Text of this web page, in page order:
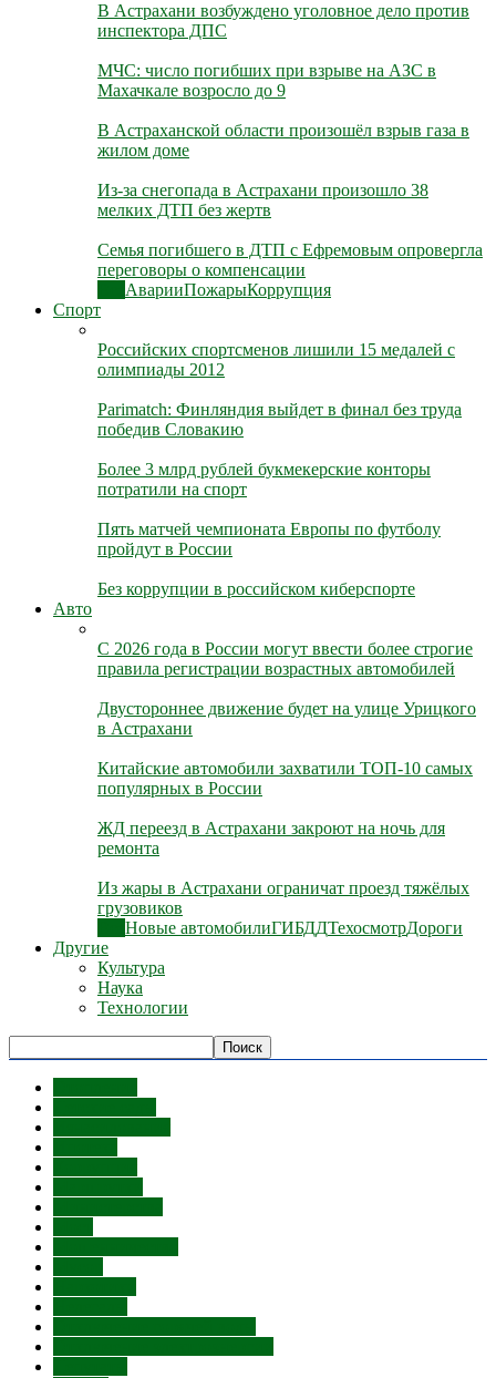
В Астрахани возбуждено уголовное дело против
инспектора ДПС
МЧС: число погибших при взрыве на АЗС в
Махачкале возросло до 9
В Астраханской области произошёл взрыв газа в
жилом доме
Из-за снегопада в Астрахани произошло 38
мелких ДТП без жертв
Семья погибшего в ДТП с Ефремовым опровергла
переговоры о компенсации
АварииПожарыКоррупция
Спорт
Российских спортсменов лишили 15 медалей с
олимпиады 2012
Parimatch: Финляндия выйдет в финал без труда
победив Словакию
Более 3 млрд рублей букмекерские конторы
потратили на спорт
Пять матчей чемпионата Европы по футболу
пройдут в России
Без коррупции в российском киберспорте
Авто
С 2026 года в России могут ввести более строгие
правила регистрации возрастных автомобилей
Двустороннее движение будет на улице Урицкого
в Астрахани
Китайские автомобили захватили ТОП-10 самых
популярных в России
ЖД переезд в Астрахани закроют на ночь для
ремонта
Из жары в Астрахани ограничат проезд тяжёлых
грузовиков
Новые автомобилиГИБДДТехосмотрДороги
Другие
Культура
Наука
Технологии